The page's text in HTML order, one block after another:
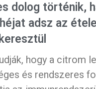
dolog történik,
adsz az
hogy a citrom
és rendszeres